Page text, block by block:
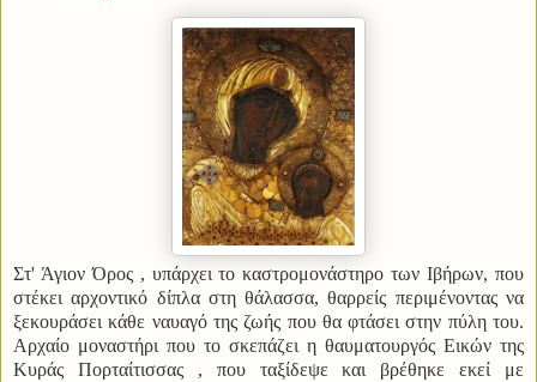
Στ' Άγιον Όρος , υπάρχει το καστρομονάστηρο των Ιβήρων, που
στέκει αρχοντικό δίπλα στη θάλασσα, θαρρείς περιμένοντας να
ξεκουράσει κάθε ναυαγό της ζωής που θα φτάσει στην πύλη του.
Αρχαίο μοναστήρι που το σκεπάζει η θαυματουργός Εικών της
Κυράς Πορταίτισσας , που ταξίδεψε και βρέθηκε εκεί με